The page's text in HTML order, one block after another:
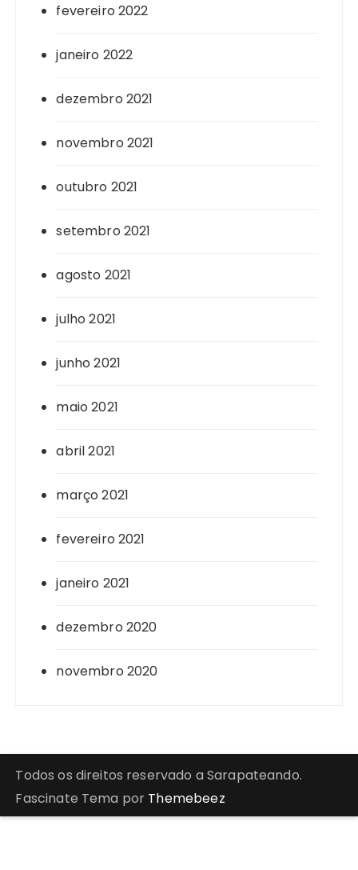
fevereiro 2022
janeiro 2022
dezembro 2021
novembro 2021
outubro 2021
setembro 2021
agosto 2021
julho 2021
junho 2021
maio 2021
abril 2021
março 2021
fevereiro 2021
janeiro 2021
dezembro 2020
novembro 2020
Todos os direitos reservado a Sarapateando.
Fascinate Tema por Themebeez